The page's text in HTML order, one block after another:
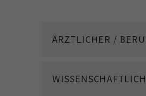
ÄRZTLICHER /